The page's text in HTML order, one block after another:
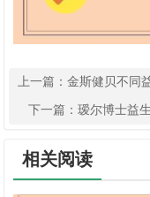
上一篇：金斯健贝不同
下一篇： 瑷尔博士益
相关阅读